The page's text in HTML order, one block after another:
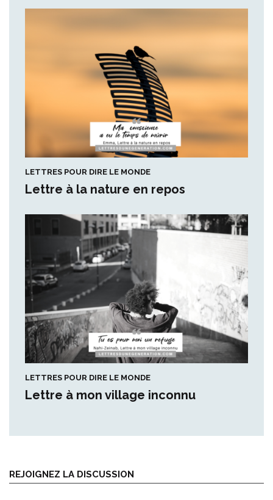
LETTRES POUR DIRE LE MONDE
Lettre à la nature en repos
LETTRES POUR DIRE LE MONDE
Lettre à mon village inconnu
REJOIGNEZ LA DISCUSSION